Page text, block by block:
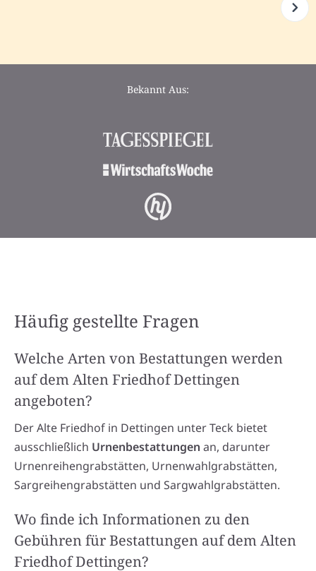
Bekannt Aus:
Häufig gestellte Fragen
Welche Arten von Bestattungen werden
auf dem Alten Friedhof Dettingen
angeboten?
Der Alte Friedhof in Dettingen unter Teck bietet
ausschließlich Urnenbestattungen an, darunter
Urnenreihengrabstätten, Urnenwahlgrabstätten,
Sargreihengrabstätten und Sargwahlgrabstätten.
Wo finde ich Informationen zu den
Gebühren für Bestattungen auf dem Alten
Friedhof Dettingen?